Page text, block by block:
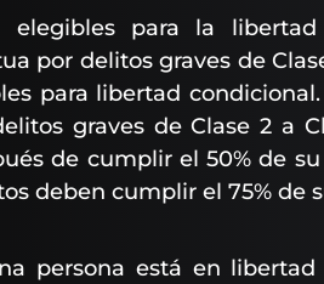
para la libertad
por delitos graves de
para libertad
graves de Clase 2 a
de cumplir el 50% de
deben cumplir el 75% de
persona está en